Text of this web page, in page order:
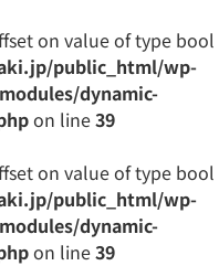
on value of type bool
public_html/wp-
dynamic-
on line39
on value of type bool
public_html/wp-
dynamic-
on line39